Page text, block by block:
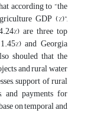
according to “the
GDP (%)”,
are three top
and Georgia
shouled that the
and rural water
support of rural
and payments for
on temporal and